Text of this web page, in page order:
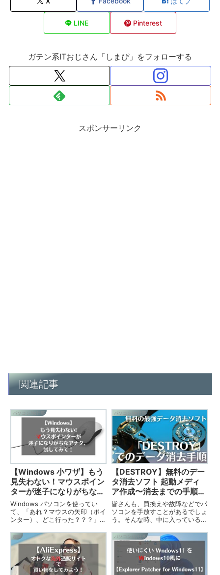
LINE Pinterest
ガテン系ITおじさん「しまぴ」をフォローする
スポンサーリンク
関連記事
パソコン/お仕事
【Windows 小ワザ】もう
見失わない！マウスポイン
ターが迷子になりがちなア
ナタ、試してみて！
Windows パソコンを使ってい
て、「あれ？マウスの矢印（ポイ
ンター）、どこ行った？？？」っ
問題じゃないんですけど、意外と
ストレスになりますよね。
Windows の設定をチョイといじ
るだけで、そんな「イラッ」とも
オサラバできますよ。
パソコン/お仕事
【DESTROY】無料のデー
タ消去ソフト 起動メディ
ア作成〜消去までの手順を
解説
皆さんも、買換えや故障などでパ
ソコンを手放すことがあるでしょ
う。そんな時、中に入っているデ
か？想像してみてください。悪意
を持った人間がそのPCを手にす
る事があるかもしれません。デー
タ消去ツールの使用法を解説しま
す。
趣味 パソコン/お仕事